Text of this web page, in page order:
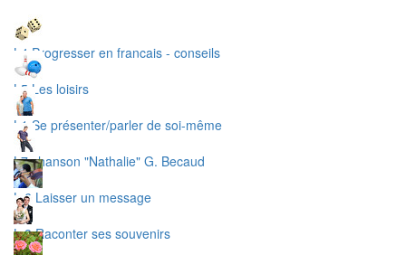
L4 Progresser en francais - conseils
L5 Les loisirs
L1 Se présenter/parler de soi-même
L7 chanson "Nathalie" G. Becaud
L 6 Laisser un message
L 8 Raconter ses souvenirs